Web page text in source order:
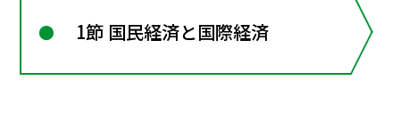
1節 国民経済と国際経済